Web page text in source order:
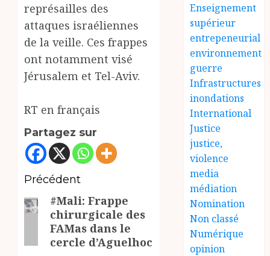
représailles des
attaques israéliennes
de la veille. Ces frappes
ont notamment visé
Jérusalem et Tel-Aviv.
RT en français
Partagez sur
Navigation
d’article
Précédent
Article
précédent:
#Mali: Frappe
chirurgicale des
FAMas dans le
cercle d’Aguelhoc
Enseignement
supérieur
entrepeneurial
environnement
guerre
Infrastructures
inondations
International
Justice
justice,
violence
media
médiation
Nomination
Non classé
Numérique
opinion